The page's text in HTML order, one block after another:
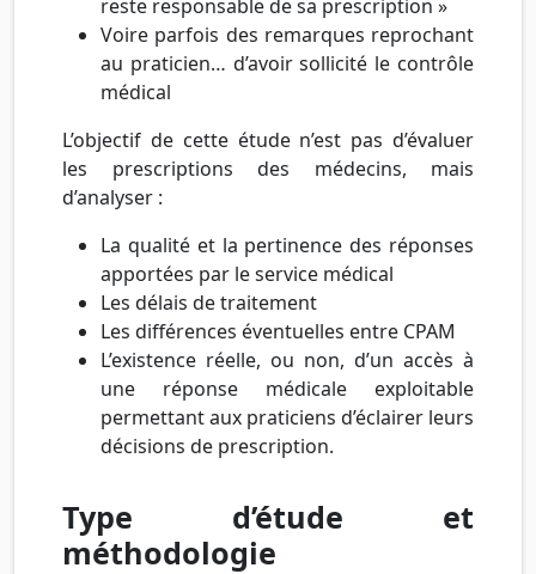
reste responsable de sa prescription »
Voire parfois des remarques reprochant
au praticien… d’avoir sollicité le contrôle
médical
L’objectif de cette étude n’est pas d’évaluer
les prescriptions des médecins, mais
d’analyser :
La qualité et la pertinence des réponses
apportées par le service médical
Les délais de traitement
Les différences éventuelles entre CPAM
L’existence réelle, ou non, d’un accès à
une réponse médicale exploitable
permettant aux praticiens d’éclairer leurs
décisions de prescription.
Type d’étude et
méthodologie